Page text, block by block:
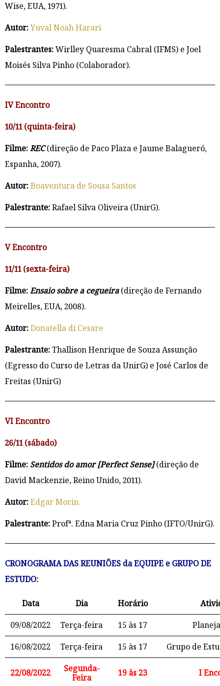
Wise, EUA, 1971).
Autor:Yuval Noah Harari
Palestrantes:Wirlley Quaresma Cabral (IFMS) e Joel
Moisés Silva Pinho (Colaborador).
IV Encontro
10/11 (quinta-feira)
Filme:REC(direção de Paco Plaza e Jaume Balagueró,
Espanha, 2007).
Autor:Boaventura de Sousa Santos
Palestrante:Rafael Silva Oliveira (UnirG).
V Encontro
11/11 (sexta-feira)
Filme:Ensaio sobre a cegueira(direção de Fernando
Meirelles, EUA, 2008).
Autor:Donatella di Cesare
Palestrante:Thallison Henrique de Souza Assunção
(Egresso do Curso de Letras da UnirG) e José Carlos de
Freitas (UnirG)
VI Encontro
26/11 (sábado)
Filme: Sentidos do amor [Perfect Sense] (direção de
David Mackenzie, Reino Unido, 2011).
Autor:Edgar Morin.
Palestrante:Profª. Edna Maria Cruz Pinho (IFTO/UnirG).
CRONOGRAMA DAS REUNIÕES da EQUIPE e GRUPO DE
ESTUDO:
Data Dia Horário
09/08/2022
Terça-feira 15 às 17
16/08/2022
Terça-feira 15 às 17 Grupo de
22/08/2022
Segunda-
Feira
19 às 23 I